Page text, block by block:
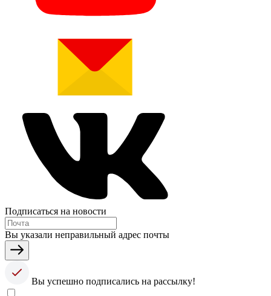
Подписаться на новости
Вы указали неправильный адрес почты
Вы успешно подписались на рассылку!